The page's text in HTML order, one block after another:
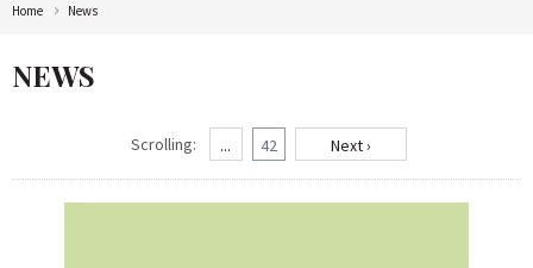
Home News
NEWS
Scrolling: ... 42 Next ›